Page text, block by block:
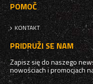
POMOČ
KONTAKT
PRIDRUŽI SE NAM
Zapisz się do naszego
nowościach i promocjach